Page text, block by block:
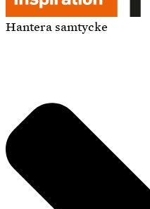
Hantera samtycke